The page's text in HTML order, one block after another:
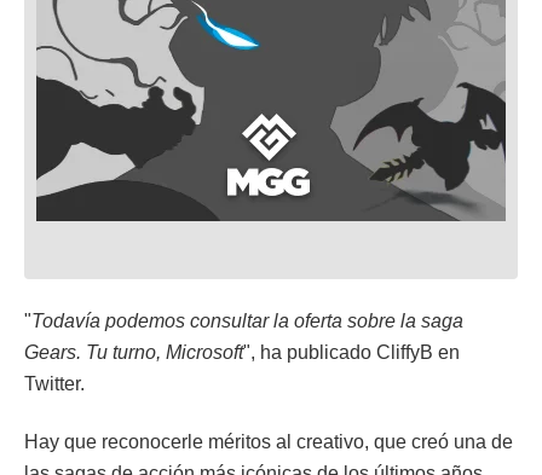
"Todavía podemos consultar la oferta sobre la saga
Gears. Tu turno, Microsoft", ha publicado CliffyB en
Twitter.
Hay que reconocerle méritos al creativo, que creó una de